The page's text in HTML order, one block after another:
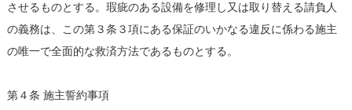
させるものとする。瑕疵のある設備を修理し又は取り替える請負人
の義務は、この第３条３項にある保証のいかなる違反に係わる施主
の唯一で全面的な救済方法であるものとする。
第４条 施主誓約事項